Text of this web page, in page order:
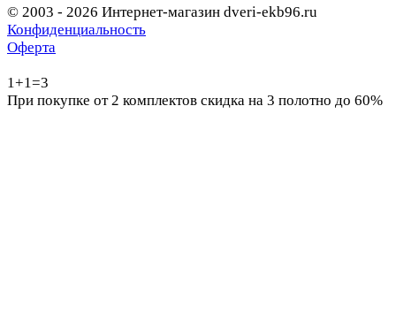
© 2003 - 2026 Интернет-магазин dveri-ekb96.ru
Конфиденциальность
Оферта
1+1=3
При покупке от 2 комплектов скидка на 3 полотно до 60%